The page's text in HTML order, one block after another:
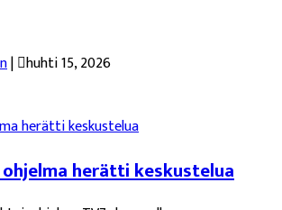
|huhti 15, 2026
herätti keskustelua
ohjelma herätti keskustelua